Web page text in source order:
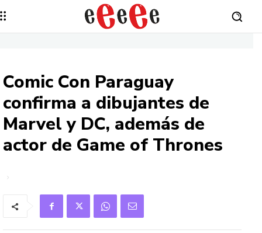
Comic Con Paraguay
confirma a dibujantes de
Marvel y DC, además de
actor de Game of Thrones